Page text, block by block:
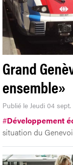
Grand
ensemble»
Publié le Jeudi 04 sept.
#Développement
situation du